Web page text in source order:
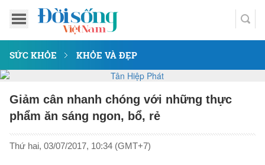
SỨC KHỎE KHỎE VÀ ĐẸP
Giảm cân nhanh chóng với những thực
phẩm ăn sáng ngon, bổ, rẻ
Thứ hai, 03/07/2017, 10:34 (GMT+7)